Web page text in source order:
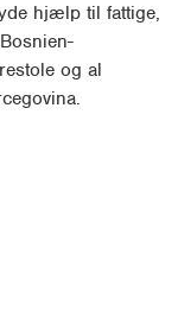
hjælp til fattige,
Bosnien-
og al